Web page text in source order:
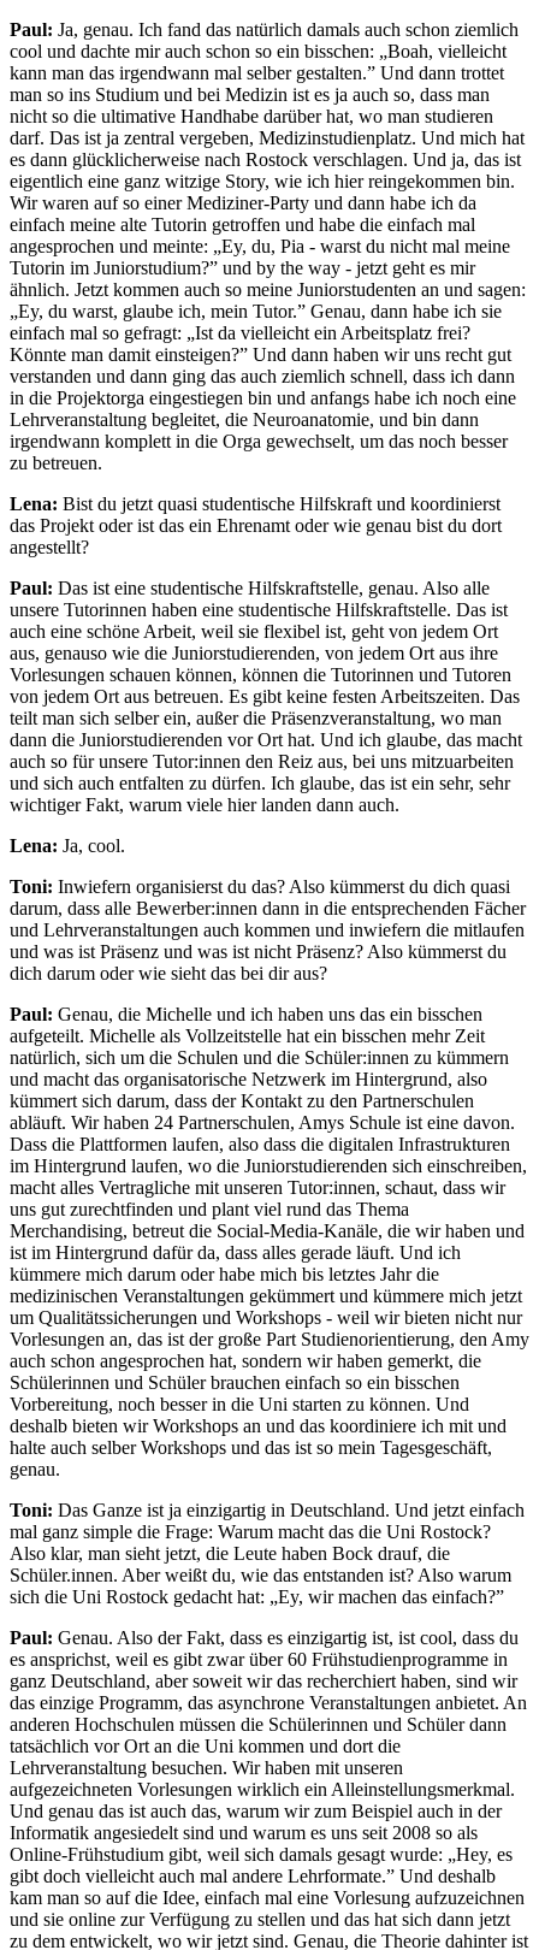
Paul: Ja, genau. Ich fand das natürlich damals auch schon ziemlich
cool und dachte mir auch schon so ein bisschen: „Boah, vielleicht
kann man das irgendwann mal selber gestalten.” Und dann trottet
man so ins Studium und bei Medizin ist es ja auch so, dass man
nicht so die ultimative Handhabe darüber hat, wo man studieren
darf. Das ist ja zentral vergeben, Medizinstudienplatz. Und mich hat
es dann glücklicherweise nach Rostock verschlagen. Und ja, das ist
eigentlich eine ganz witzige Story, wie ich hier reingekommen bin.
Wir waren auf so einer Mediziner-Party und dann habe ich da
einfach meine alte Tutorin getroffen und habe die einfach mal
angesprochen und meinte: „Ey, du, Pia - warst du nicht mal meine
Tutorin im Juniorstudium?” und by the way - jetzt geht es mir
ähnlich. Jetzt kommen auch so meine Juniorstudenten an und sagen:
„Ey, du warst, glaube ich, mein Tutor.” Genau, dann habe ich sie
einfach mal so gefragt: „Ist da vielleicht ein Arbeitsplatz frei?
Könnte man damit einsteigen?” Und dann haben wir uns recht gut
verstanden und dann ging das auch ziemlich schnell, dass ich dann
in die Projektorga eingestiegen bin und anfangs habe ich noch eine
Lehrveranstaltung begleitet, die Neuroanatomie, und bin dann
irgendwann komplett in die Orga gewechselt, um das noch besser
zu betreuen.
Lena: Bist du jetzt quasi studentische Hilfskraft und koordinierst
das Projekt oder ist das ein Ehrenamt oder wie genau bist du dort
angestellt?
Paul: Das ist eine studentische Hilfskraftstelle, genau. Also alle
unsere Tutorinnen haben eine studentische Hilfskraftstelle. Das ist
auch eine schöne Arbeit, weil sie flexibel ist, geht von jedem Ort
aus, genauso wie die Juniorstudierenden, von jedem Ort aus ihre
Vorlesungen schauen können, können die Tutorinnen und Tutoren
von jedem Ort aus betreuen. Es gibt keine festen Arbeitszeiten. Das
teilt man sich selber ein, außer die Präsenzveranstaltung, wo man
dann die Juniorstudierenden vor Ort hat. Und ich glaube, das macht
auch so für unsere Tutor:innen den Reiz aus, bei uns mitzuarbeiten
und sich auch entfalten zu dürfen. Ich glaube, das ist ein sehr, sehr
wichtiger Fakt, warum viele hier landen dann auch.
Lena: Ja, cool.
Toni: Inwiefern organisierst du das? Also kümmerst du dich quasi
darum, dass alle Bewerber:innen dann in die entsprechenden Fächer
und Lehrveranstaltungen auch kommen und inwiefern die mitlaufen
und was ist Präsenz und was ist nicht Präsenz? Also kümmerst du
dich darum oder wie sieht das bei dir aus?
Paul: Genau, die Michelle und ich haben uns das ein bisschen
aufgeteilt. Michelle als Vollzeitstelle hat ein bisschen mehr Zeit
natürlich, sich um die Schulen und die Schüler:innen zu kümmern
und macht das organisatorische Netzwerk im Hintergrund, also
kümmert sich darum, dass der Kontakt zu den Partnerschulen
abläuft. Wir haben 24 Partnerschulen, Amys Schule ist eine davon.
Dass die Plattformen laufen, also dass die digitalen Infrastrukturen
im Hintergrund laufen, wo die Juniorstudierenden sich einschreiben,
macht alles Vertragliche mit unseren Tutor:innen, schaut, dass wir
uns gut zurechtfinden und plant viel rund das Thema
Merchandising, betreut die Social-Media-Kanäle, die wir haben und
ist im Hintergrund dafür da, dass alles gerade läuft. Und ich
kümmere mich darum oder habe mich bis letztes Jahr die
medizinischen Veranstaltungen gekümmert und kümmere mich jetzt
um Qualitätssicherungen und Workshops - weil wir bieten nicht nur
Vorlesungen an, das ist der große Part Studienorientierung, den Amy
auch schon angesprochen hat, sondern wir haben gemerkt, die
Schülerinnen und Schüler brauchen einfach so ein bisschen
Vorbereitung, noch besser in die Uni starten zu können. Und
deshalb bieten wir Workshops an und das koordiniere ich mit und
halte auch selber Workshops und das ist so mein Tagesgeschäft,
genau.
Toni: Das Ganze ist ja einzigartig in Deutschland. Und jetzt einfach
mal ganz simple die Frage: Warum macht das die Uni Rostock?
Also klar, man sieht jetzt, die Leute haben Bock drauf, die
Schüler.innen. Aber weißt du, wie das entstanden ist? Also warum
sich die Uni Rostock gedacht hat: „Ey, wir machen das einfach?”
Paul: Genau. Also der Fakt, dass es einzigartig ist, ist cool, dass du
es ansprichst, weil es gibt zwar über 60 Frühstudienprogramme in
ganz Deutschland, aber soweit wir das recherchiert haben, sind wir
das einzige Programm, das asynchrone Veranstaltungen anbietet. An
anderen Hochschulen müssen die Schülerinnen und Schüler dann
tatsächlich vor Ort an die Uni kommen und dort die
Lehrveranstaltung besuchen. Wir haben mit unseren
aufgezeichneten Vorlesungen wirklich ein Alleinstellungsmerkmal.
Und genau das ist auch das, warum wir zum Beispiel auch in der
Informatik angesiedelt sind und warum es uns seit 2008 so als
Online-Frühstudium gibt, weil sich damals gesagt wurde: „Hey, es
gibt doch vielleicht auch mal andere Lehrformate.” Und deshalb
kam man so auf die Idee, einfach mal eine Vorlesung aufzuzeichnen
und sie online zur Verfügung zu stellen und das hat sich dann jetzt
zu dem entwickelt, wo wir jetzt sind. Genau, die Theorie dahinter ist